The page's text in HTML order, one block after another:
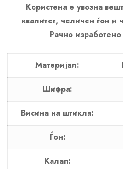
Користена е увозна
квалитет, челичен ѓон и
Рачно
Материјал:
Шифра:
Висина на штикла:
Ѓон:
Калап: